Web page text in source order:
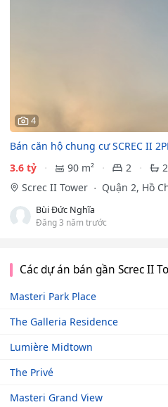
4
Bán căn hộ chung cư SCREC II
3.6 tỷ
90 m² 2
2
Screc II Tower
Quận 2, Hồ
Bùi Đức Nghĩa
Đăng 3 năm trước
Các dự án bán gần Screc II
Masteri Park Place
The Galleria Residence
Lumière Midtown
The Privé
Masteri Grand View